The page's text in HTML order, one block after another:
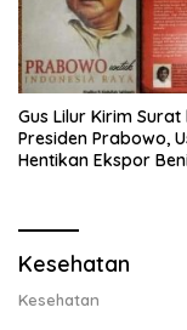
Gus Lilur Kirim Surat
Presiden Prabowo,
Hentikan Ekspor
Kesehatan
Kesehatan